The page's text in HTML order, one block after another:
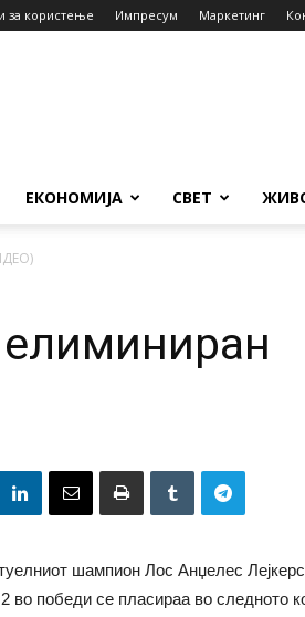
за користење Импресум Маркетинг
ЕКОНОМИЈА СВЕТ
шампион Лос Анџелес
во победи се пласираа во следното